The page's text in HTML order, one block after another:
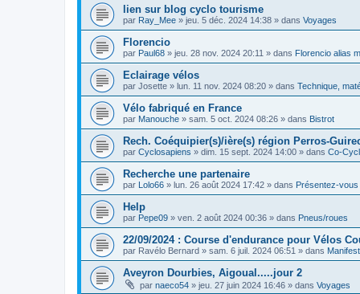
lien sur blog cyclo tourisme
par Ray_Mee » jeu. 5 déc. 2024 14:38 » dans Voyages
Florencio
par Paul68 » jeu. 28 nov. 2024 20:11 » dans Florencio alias
Eclairage vélos
par Josette » lun. 11 nov. 2024 08:20 » dans Technique,
Vélo fabriqué en France
par Manouche » sam. 5 oct. 2024 08:26 » dans Bistrot
Rech. Coéquipier(s)/ière(s) région Perros-
par Cyclosapiens » dim. 15 sept. 2024 14:00 » dans Co-
Recherche une partenaire
par Lolo66 » lun. 26 août 2024 17:42 » dans Présentez-vous
Help
par Pepe09 » ven. 2 août 2024 00:36 » dans Pneus/roues
22/09/2024 : Course d'endurance pour Vélos
par Ravélo Bernard » sam. 6 juil. 2024 06:51 » dans
Aveyron Dourbies, Aigoual.....jour 2
par naeco54 » jeu. 27 juin 2024 16:46 » dans Voyages